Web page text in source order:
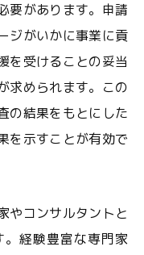
要があります。申請
ジがいかに事業に貢
を受けることの妥当
求められます。この
の結果をもとにした
を示すことが有効で
やコンサルタントと
経験豊富な専門家